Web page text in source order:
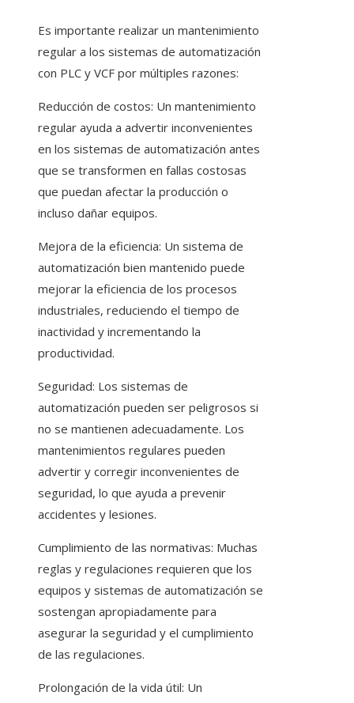
Es importante realizar un mantenimiento
regular a los sistemas de automatización
con PLC y VCF por múltiples razones:
Reducción de costos: Un mantenimiento
regular ayuda a advertir inconvenientes
en los sistemas de automatización antes
que se transformen en fallas costosas
que puedan afectar la producción o
incluso dañar equipos.
Mejora de la eficiencia: Un sistema de
automatización bien mantenido puede
mejorar la eficiencia de los procesos
industriales, reduciendo el tiempo de
inactividad y incrementando la
productividad.
Seguridad: Los sistemas de
automatización pueden ser peligrosos si
no se mantienen adecuadamente. Los
mantenimientos regulares pueden
advertir y corregir inconvenientes de
seguridad, lo que ayuda a prevenir
accidentes y lesiones.
Cumplimiento de las normativas: Muchas
reglas y regulaciones requieren que los
equipos y sistemas de automatización se
sostengan apropiadamente para
asegurar la seguridad y el cumplimiento
de las regulaciones.
Prolongación de la vida útil: Un